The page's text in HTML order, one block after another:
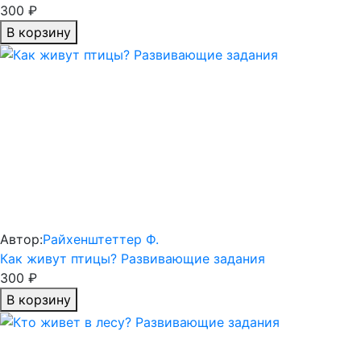
300 ₽
В корзину
Автор:Райхенштеттер Ф.
Как живут птицы? Развивающие задания
300 ₽
В корзину